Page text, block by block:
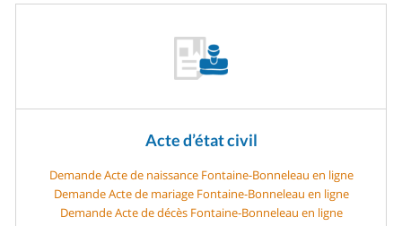
Acte d’état civil
Demande Acte de naissance Fontaine-Bonneleau en ligne
Demande Acte de mariage Fontaine-Bonneleau en ligne
Demande Acte de décès Fontaine-Bonneleau en ligne